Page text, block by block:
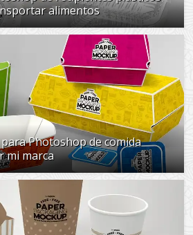
alimentos
Photoshop de comida
mi marca